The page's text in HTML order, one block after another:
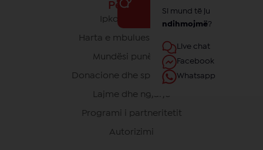
Për IPKO
Ipko - Rrethi yt
Harta e mbulueshmërisë
Mundësi punësimi
Donacione dhe sponsorime
Lajme dhe ngjarje
Programi i partneritetit
Autorizimi
Si mund të ju
ndihmojmë?
Live chat
Facebook
Whatsapp